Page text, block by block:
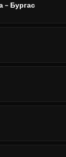
- Бургас